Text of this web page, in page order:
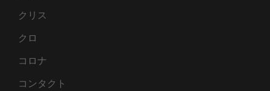
クリス
クロ
コロナ
コンタクト